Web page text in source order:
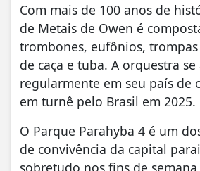
Com mais de 100 anos de
de Metais de Owen é
trombones, eufônios,
de caça e tuba. A orquestra
regularmente em seu país de
em turnê pelo Brasil em 2025.
O Parque Parahyba 4 é um
de convivência da capital
sobretudo nos fins de